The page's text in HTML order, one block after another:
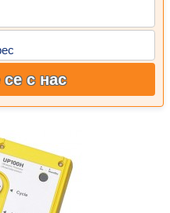
с нас